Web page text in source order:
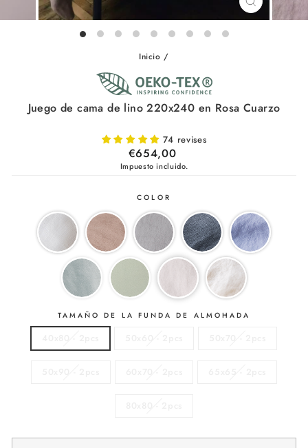
CERRAR
(ESC)
Inicio /
Juego de cama de lino 220x240 en Rosa Cuarzo
74 revises
Precio
habitual
€654,00
Impuesto incluido.
COLOR
TAMAÑO DE LA FUNDA DE ALMOHADA